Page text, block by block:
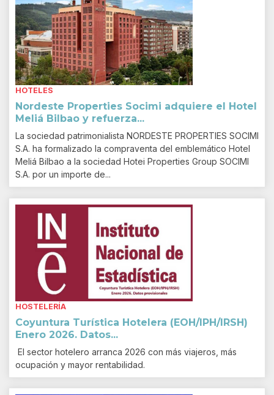
HOTELES
Nordeste Properties Socimi adquiere el Hotel
Meliá Bilbao y refuerza...
La sociedad patrimonialista NORDESTE PROPERTIES SOCIMI
S.A. ha formalizado la compraventa del emblemático Hotel
Meliá Bilbao a la sociedad Hotei Properties Group SOCIMI
S.A. por un importe de...
HOSTELERÍA
Coyuntura Turística Hotelera (EOH/IPH/IRSH)
Enero 2026. Datos...
El sector hotelero arranca 2026 con más viajeros, más
ocupación y mayor rentabilidad.